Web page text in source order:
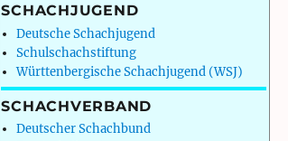
SCHACHJUGEND
Deutsche Schachjugend
Schulschachstiftung
Württenbergische Schachjugend (WSJ)
SCHACHVERBAND
Deutscher Schachbund